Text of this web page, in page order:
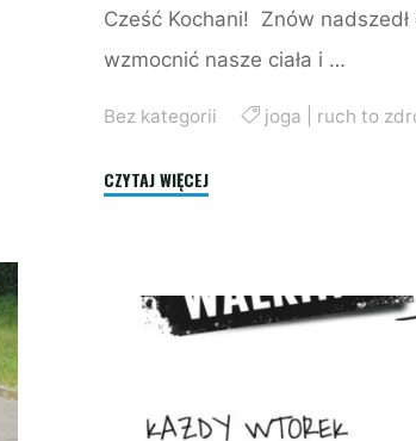
Cześć Kochani! Znów
wzmocnić nasze ciała i …
Bez kategorii joga ruch to
CZYTAJ WIĘCEJ"Nowość: